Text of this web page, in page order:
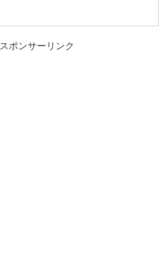
スポンサーリンク